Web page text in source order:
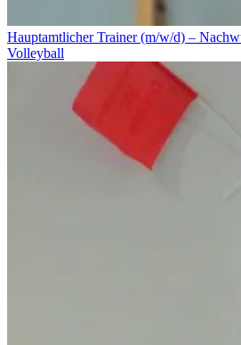
Hauptamtlicher Trainer (m/w/d) –
Volleyball